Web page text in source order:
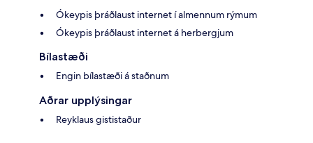
Ókeypis þráðlaust internet í almennum rýmum
Ókeypis þráðlaust internet á herbergjum
Bílastæði
Engin bílastæði á staðnum
Aðrar upplýsingar
Reyklaus gististaður